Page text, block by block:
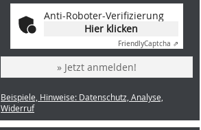
Anti-Roboter-Verifizierung
Hier klicken
FriendlyCaptcha ⇗
» Jetzt anmelden!
Beispiele, Hinweise: Datenschutz, Analyse,
Widerruf